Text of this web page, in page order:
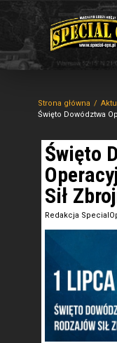
Strona główna
Święto Dowództwa
Święto
Sił
Redakcja